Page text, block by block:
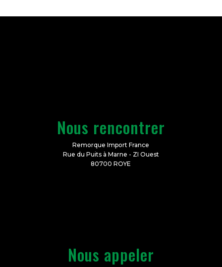
Nous rencontrer
Remorque Import France
Rue du Puits à Marne - ZI Ouest
80700 ROYE
Nous appeler